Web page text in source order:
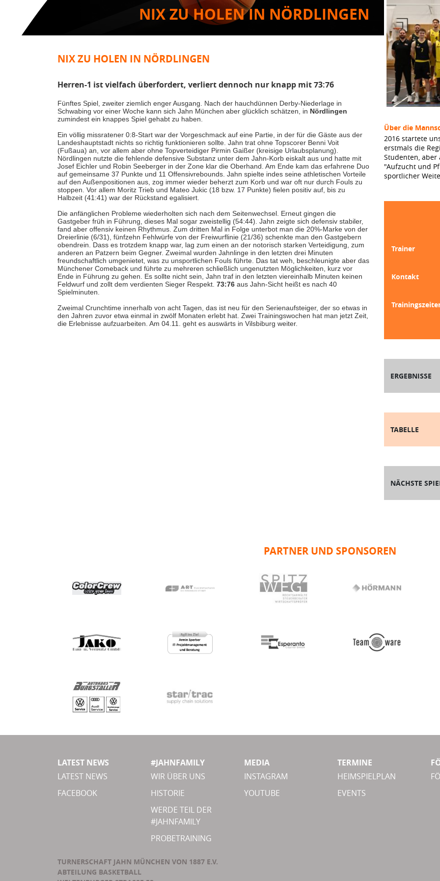
NIX ZU HOLEN IN NÖRDLINGEN
NIX ZU HOLEN IN NÖRDLINGEN
Herren-1 ist vielfach überfordert, verliert dennoch nur knapp mit 73:76
Fünftes Spiel, zweiter ziemlich enger Ausgang. Nach der hauchdünnen Derby-Niederlage in
Schwabing vor einer Woche kann sich Jahn München aber glücklich schätzen, in Nördlingen
zumindest ein knappes Spiel gehabt zu haben.
Ein völlig missratener 0:8-Start war der Vorgeschmack auf eine Partie, in der für die Gäste aus der
Landeshauptstadt nichts so richtig funktionieren sollte. Jahn trat ohne Topscorer Benni Voit
(Fußaua) an, vor allem aber ohne Topverteidiger Pirmin Gaißer (kreisige Urlaubsplanung).
Nördlingen nutzte die fehlende defensive Substanz unter dem Jahn-Korb eiskalt aus und hatte mit
Josef Eichler und Robin Seeberger in der Zone klar die Oberhand. Am Ende kam das erfahrene Duo
auf gemeinsame 37 Punkte und 11 Offensivrebounds. Jahn spielte indes seine athletischen Vorteile
auf den Außenpositionen aus, zog immer wieder beherzt zum Korb und war oft nur durch Fouls zu
stoppen. Vor allem Moritz Trieb und Mateo Jukic (18 bzw. 17 Punkte) fielen positiv auf, bis zu
Halbzeit (41:41) war der Rückstand egalisiert.
Die anfänglichen Probleme wiederholten sich nach dem Seitenwechsel. Erneut gingen die
Gastgeber früh in Führung, dieses Mal sogar zweistellig (54:44). Jahn zeigte sich defensiv stabiler,
fand aber offensiv keinen Rhythmus. Zum dritten Mal in Folge unterbot man die 20%-Marke von der
Dreierlinie (6/31), fünfzehn Fehlwürfe von der Freiwurflinie (21/36) schenkte man den Gastgebern
obendrein. Dass es trotzdem knapp war, lag zum einen an der notorisch starken Verteidigung, zum
anderen an Patzern beim Gegner. Zweimal wurden Jahnlinge in den letzten drei Minuten
freundschaftlich umgenietet, was zu unsportlichen Fouls führte. Das tat weh, beschleunigte aber das
Münchener Comeback und führte zu mehreren schließlich ungenutzten Möglichkeiten, kurz vor
Ende in Führung zu gehen. Es sollte nicht sein, Jahn traf in den letzten viereinhalb Minuten keinen
Feldwurf und zollt dem verdienten Sieger Respekt. 73:76 aus Jahn-Sicht heißt es nach 40
Spielminuten.
Zweimal Crunchtime innerhalb von acht Tagen, das ist neu für den Serienaufsteiger, der so etwas in
den Jahren zuvor etwa einmal in zwölf Monaten erlebt hat. Zwei Trainingswochen hat man jetzt Zeit,
die Erlebnisse aufzuarbeiten. Am 04.11. geht es auswärts in Vilsbiburg weiter.
Über die
2016 startete
erstmals die
Studenten, aber
"Aufzucht und
sportlicher
Trainer
Kontakt
ERGEBNISSE
TABELLE
NÄCHSTE
PARTNER UND SPONSOREN
LATEST NEWS
LATEST NEWS
FACEBOOK
#JAHNFAMILY
WIR ÜBER UNS
HISTORIE
WERDE TEIL DER
#JAHNFAMILY
PROBETRAINING
MEDIA
INSTAGRAM
YOUTUBE
TERMINE
HEIMSPIELPLAN
EVENTS
TURNERSCHAFT JAHN MÜNCHEN VON 1887 E.V.
ABTEILUNG BASKETBALL